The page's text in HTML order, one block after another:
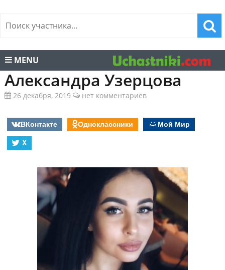
MENU
Александра Узерцова
26 декабря, 2019 нет комментариев
ВКонтакте Одноклассники
Мой Мир
X